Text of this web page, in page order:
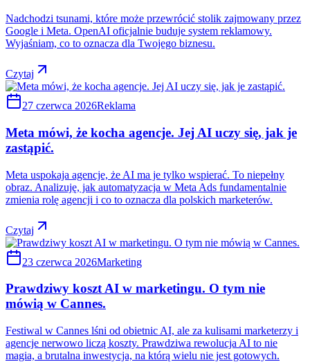
Nadchodzi tsunami, które może przewrócić stolik zajmowany przez
Google i Meta. OpenAI oficjalnie buduje system reklamowy.
Wyjaśniam, co to oznacza dla Twojego biznesu.
Czytaj
27 czerwca 2026Reklama
Meta mówi, że kocha agencje. Jej AI uczy się, jak je
zastąpić.
Meta uspokaja agencje, że AI ma je tylko wspierać. To niepełny
obraz. Analizuję, jak automatyzacja w Meta Ads fundamentalnie
zmienia rolę agencji i co to oznacza dla polskich marketerów.
Czytaj
23 czerwca 2026Marketing
Prawdziwy koszt AI w marketingu. O tym nie
mówią w Cannes.
Festiwal w Cannes lśni od obietnic AI, ale za kulisami marketerzy i
agencje nerwowo liczą koszty. Prawdziwa rewolucja AI to nie
magia, a brutalna inwestycja, na którą wielu nie jest gotowych.